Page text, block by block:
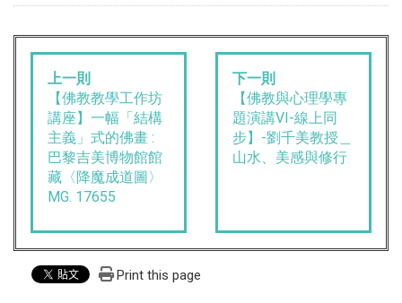
上一則
【佛教教學工作坊
講座】一幅「結構
主義」式的佛畫 :
巴黎吉美博物館館
藏〈降魔成道圖〉
MG. 17655
下一則
【佛教與心理學專
題演講VI-線上同
步】-劉千美教授＿
山水、美感與修行
Print this page